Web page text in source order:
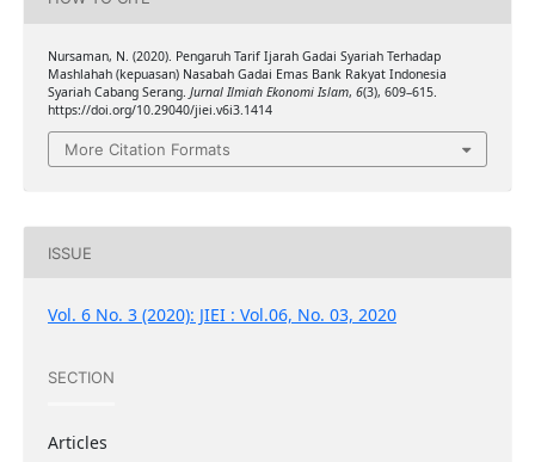
Nursaman, N. (2020). Pengaruh Tarif Ijarah Gadai Syariah Terhadap
Mashlahah (kepuasan) Nasabah Gadai Emas Bank Rakyat Indonesia
Syariah Cabang Serang. Jurnal Ilmiah Ekonomi Islam, 6(3), 609–615.
https://doi.org/10.29040/jiei.v6i3.1414
More Citation Formats
ISSUE
Vol. 6 No. 3 (2020): JIEI : Vol.06, No. 03, 2020
SECTION
Articles